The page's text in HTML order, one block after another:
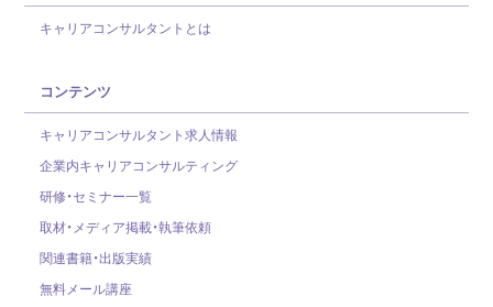
キャリアコンサルタントとは
コンテンツ
キャリアコンサルタント求人情報
企業内キャリアコンサルティング
研修・セミナー一覧
取材・メディア掲載・執筆依頼
関連書籍・出版実績
無料メール講座